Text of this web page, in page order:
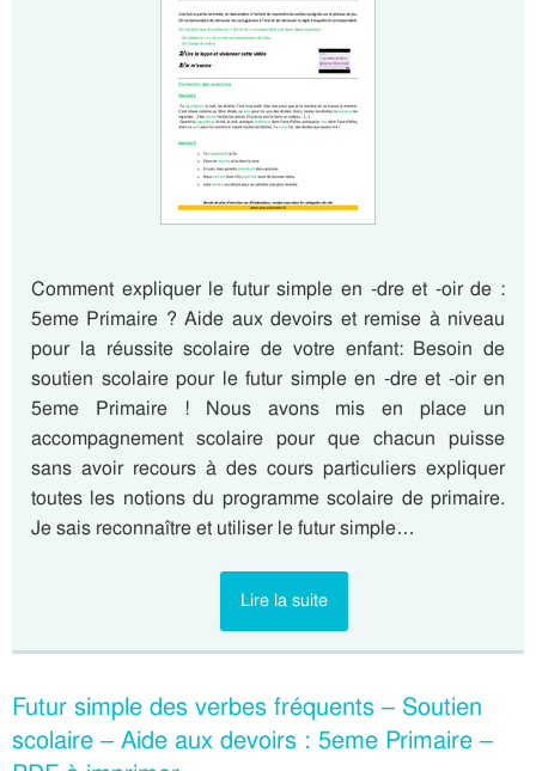
Comment expliquer le futur simple en -dre et -oir de :
5eme Primaire ? Aide aux devoirs et remise à niveau
pour la réussite scolaire de votre enfant: Besoin de
soutien scolaire pour le futur simple en -dre et -oir en
5eme Primaire ! Nous avons mis en place un
accompagnement scolaire pour que chacun puisse
sans avoir recours à des cours particuliers expliquer
toutes les notions du programme scolaire de primaire.
Je sais reconnaître et utiliser le futur simple…
Lire la suite
Futur simple des verbes fréquents – Soutien
scolaire – Aide aux devoirs : 5eme Primaire –